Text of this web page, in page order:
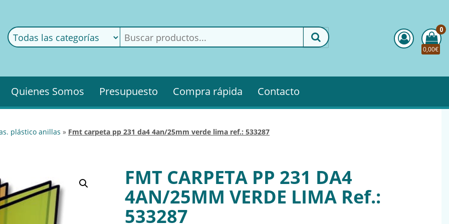
0
0,00€
Quienes Somos Presupuesto Compra rápida Contacto
plástico anillas » fmt carpeta pp 231 da4 4an/25mm verde lima ref.: 533287
FMT CARPETA PP 231 DA4
4AN/25MM VERDE LIMA Ref.:
533287